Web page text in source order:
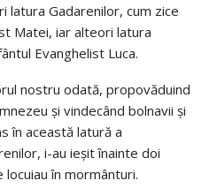
latura Gadarenilor, cum zice
Matei, iar alteori latura
Evanghelist Luca.
nostru odată, propovăduind
şi vindecând bolnavii şi
în această latură a
i-au ieşit înainte doi
în mormânturi.